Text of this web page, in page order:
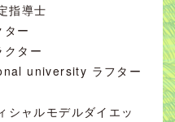
指導士
ー
クター
university ラフター
シャルモデルダイエッ